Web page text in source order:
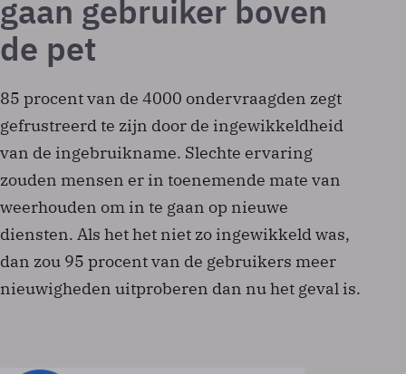
gaan gebruiker boven
de pet
85 procent van de 4000 ondervraagden zegt
gefrustreerd te zijn door de ingewikkeldheid
van de ingebruikname. Slechte ervaring
zouden mensen er in toenemende mate van
weerhouden om in te gaan op nieuwe
diensten. Als het het niet zo ingewikkeld was,
dan zou 95 procent van de gebruikers meer
nieuwigheden uitproberen dan nu het geval is.